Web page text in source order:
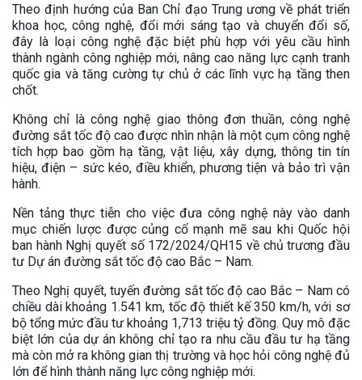
Theo định hướng của Ban Chỉ đạo Trung ương về phát triển
khoa học, công nghệ, đổi mới sáng tạo và chuyển đổi số,
đây là loại công nghệ đặc biệt phù hợp với yêu cầu hình
thành ngành công nghiệp mới, nâng cao năng lực cạnh tranh
quốc gia và tăng cường tự chủ ở các lĩnh vực hạ tầng then
chốt.
Không chỉ là công nghệ giao thông đơn thuần, công nghệ
đường sắt tốc độ cao được nhìn nhận là một cụm công nghệ
tích hợp bao gồm hạ tầng, vật liệu, xây dựng, thông tin tín
hiệu, điện – sức kéo, điều khiển, phương tiện và bảo trì vận
hành.
Nền tảng thực tiễn cho việc đưa công nghệ này vào danh
mục chiến lược được củng cố mạnh mẽ sau khi Quốc hội
ban hành Nghị quyết số 172/2024/QH15 về chủ trương đầu
tư Dự án đường sắt tốc độ cao Bắc – Nam.
Theo Nghị quyết, tuyến đường sắt tốc độ cao Bắc – Nam có
chiều dài khoảng 1.541 km, tốc độ thiết kế 350 km/h, với sơ
bộ tổng mức đầu tư khoảng 1,713 triệu tỷ đồng. Quy mô đặc
biệt lớn của dự án không chỉ tạo ra nhu cầu đầu tư hạ tầng
mà còn mở ra không gian thị trường và học hỏi công nghệ đủ
lớn để hình thành năng lực công nghiệp mới.